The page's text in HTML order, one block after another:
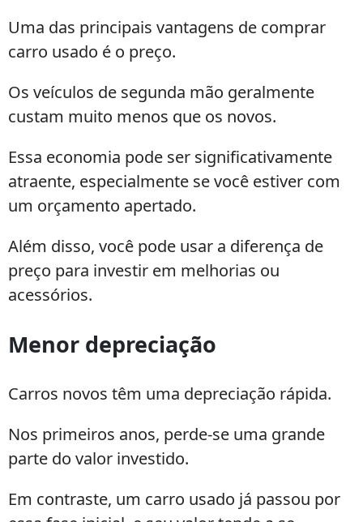
Uma das principais vantagens de comprar
carro usado é o preço.
Os veículos de segunda mão geralmente
custam muito menos que os novos.
Essa economia pode ser significativamente
atraente, especialmente se você estiver com
um orçamento apertado.
Além disso, você pode usar a diferença de
preço para investir em melhorias ou
acessórios.
Menor depreciação
Carros novos têm uma depreciação rápida.
Nos primeiros anos, perde-se uma grande
parte do valor investido.
Em contraste, um carro usado já passou por